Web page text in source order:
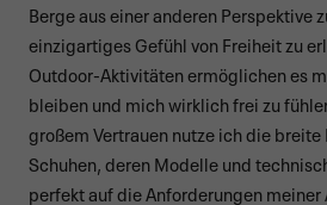
Berge aus einer anderen Perspektive
einzigartiges Gefühl von Freiheit zu
Outdoor-Aktivitäten ermöglichen es
bleiben und mich wirklich frei zu
großem Vertrauen nutze ich die
Schuhen, deren Modelle und
perfekt auf die Anforderungen